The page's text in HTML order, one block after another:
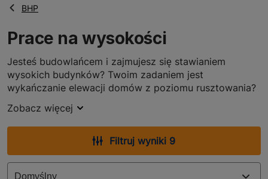
Strona główna
BHP
Prace na wysokości
Prace na wysokości
Jesteś budowlańcem i zajmujesz się stawianiem
wysokich budynków? Twoim zadaniem jest
wykańczanie elewacji domów z poziomu rusztowania?
chodzisz po dachach? Podczas wykonywania prac na
wysokościach konieczne jest zaopatrzenie się w
akcesoria, które zapewnią Ci maksimum
bezpieczeństwa!
Zobacz więcej
Filtruj wyniki 9